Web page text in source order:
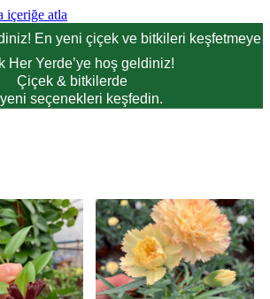
içeriğe atla
En yeni çiçek ve bitkileri keşfetmeye
Her Yerde’ye hoş geldiniz!
Çiçek & bitkilerde
seçenekleri keşfedin.